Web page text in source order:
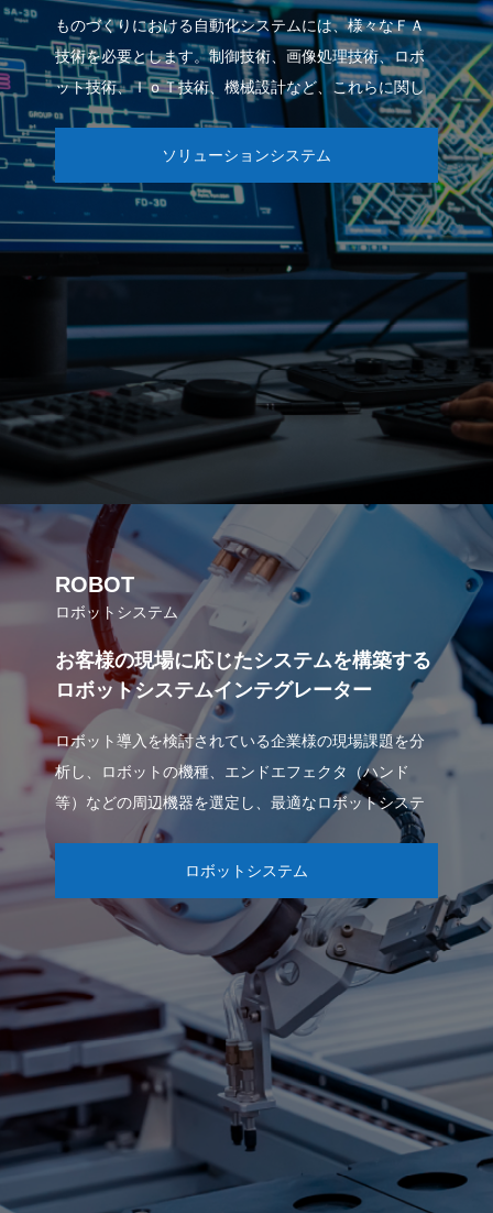
ものづくりにおける自動化システムには、様々なＦＡ
技術を必要とします。制御技術、画像処理技術、ロボ
ット技術、ＩｏＴ技術、機械設計など、これらに関し
て豊富な経験を持つエンジニアが、お客様の課題に対
して最適なソリューションシステムを提供いたしま
す。
ソリューションシステム
ROBOT
ロボットシステム
お客様の現場に応じたシステムを構築する
ロボットシステムインテグレーター
ロボット導入を検討されている企業様の現場課題を分
析し、ロボットの機種、エンドエフェクタ（ハンド
等）などの周辺機器を選定し、最適なロボットシステ
ムを構築いたします。
ロボットシステム